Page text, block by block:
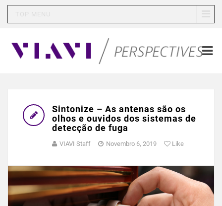
Sintonize – As antenas são os
olhos e ouvidos dos sistemas de
detecção de fuga
VIAVI Staff Novembro 6, 2019 Like